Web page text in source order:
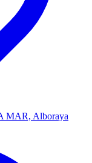
MAR, Alboraya